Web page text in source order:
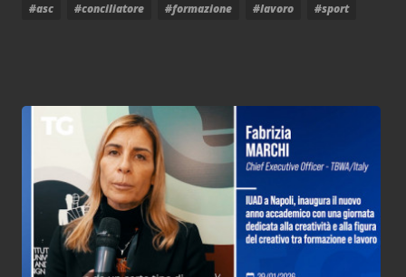
#asc #conciliatore #formazione #lavoro #sport